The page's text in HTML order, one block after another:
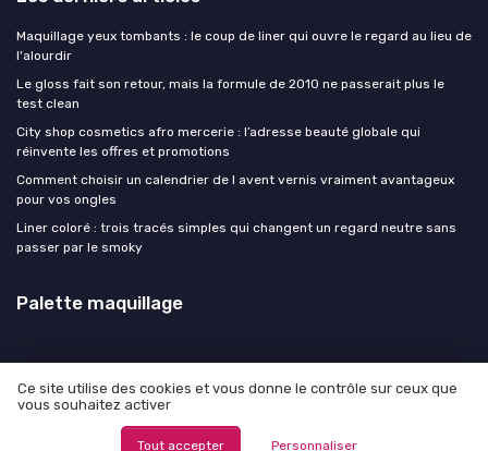
Maquillage yeux tombants : le coup de liner qui ouvre le regard au lieu de
l'alourdir
Le gloss fait son retour, mais la formule de 2010 ne passerait plus le
test clean
City shop cosmetics afro mercerie : l’adresse beauté globale qui
réinvente les offres et promotions
Comment choisir un calendrier de l avent vernis vraiment avantageux
pour vos ongles
Liner coloré : trois tracés simples qui changent un regard neutre sans
passer par le smoky
Palette maquillage
Mentions légales
© Palette maquillage 2026
Ce site utilise des cookies et vous donne le contrôle sur ceux que
vous souhaitez activer
Tout accepter Personnaliser